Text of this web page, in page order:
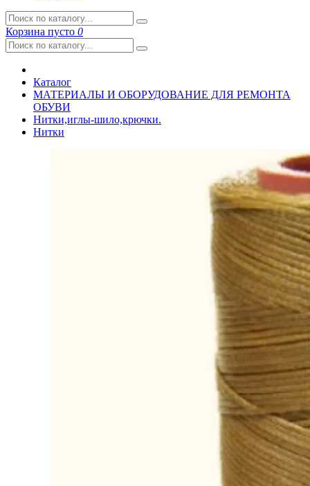
Корзина пусто 0
Каталог
МАТЕРИАЛЫ И ОБОРУДОВАНИЕ ДЛЯ РЕМОНТА
ОБУВИ
Нитки,иглы-шило,крючки.
Нитки